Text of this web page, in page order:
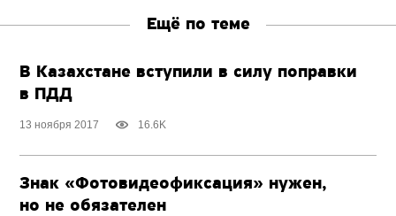
Ещё по теме
В Казахстане вступили в силу поправки
в ПДД
13 ноября 2017 16.6K
Знак «Фотовидеофиксация» нужен,
но не обязателен